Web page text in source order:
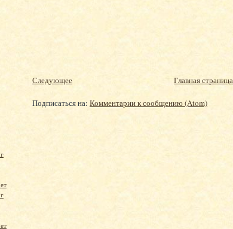
Следующее Главная страница
Подписаться на: Комментарии к сообщению (Atom)